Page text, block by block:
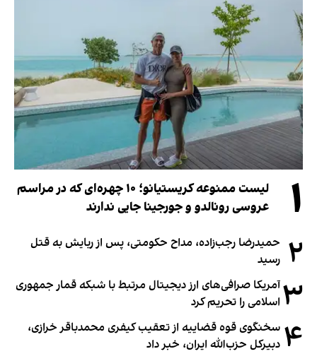
۱
لیست ممنوعه کریستیانو؛ ۱۰ چهره‌ای که در مراسم
عروسی رونالدو و جورجینا جایی ندارند
۲ حمیدرضا رجب‌زاده، مداح حکومتی، پس از ربایش به قتل
رسید
۳آمریکا صرافی‌های ارز دیجیتال مرتبط با شبکه قمار جمهوری
اسلامی را تحریم کرد
۴ سخنگوی قوه قضاییه از تعقیب کیفری محمدباقر خرازی،
دبیر‌کل حزب‌الله ایران، خبر داد